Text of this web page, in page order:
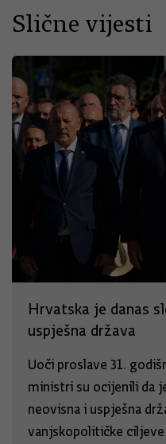
Slične vijesti
Hrvatska je danas
uspješna država
Uoči proslave 31.
ministri su ocijenili da
neovisna i uspješna
vanjskopolitičke